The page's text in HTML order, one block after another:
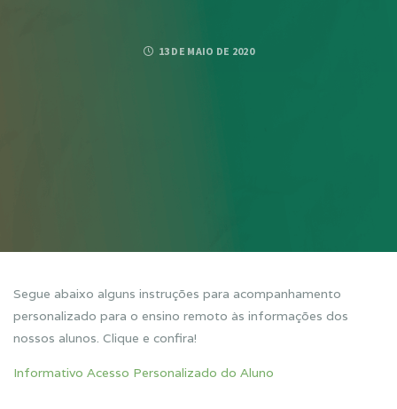
13 DE MAIO DE 2020
Segue abaixo alguns instruções para acompanhamento
personalizado para o ensino remoto às informações dos
nossos alunos. Clique e confira!
Informativo Acesso Personalizado do Aluno